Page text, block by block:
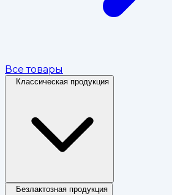
Все товары
Классическая продукция
Безлактозная продукция